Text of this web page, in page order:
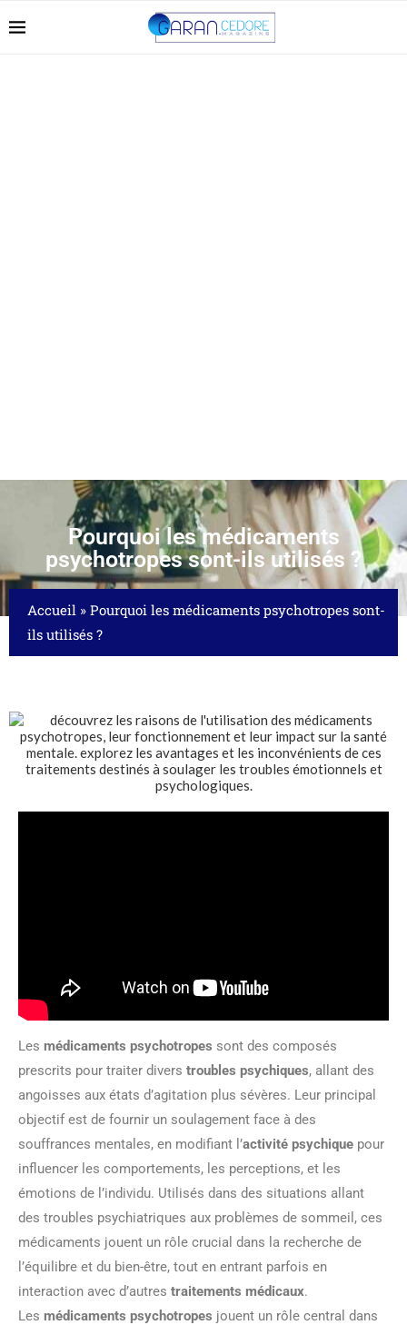
Pourquoi les médicaments
psychotropes sont-ils utilisés ?
Accueil » Pourquoi les médicaments psychotropes sont-
ils utilisés ?
Les médicaments psychotropes sont des composés
prescrits pour traiter divers troubles psychiques, allant des
angoisses aux états d’agitation plus sévères. Leur principal
objectif est de fournir un soulagement face à des
souffrances mentales, en modifiant l’activité psychique pour
influencer les comportements, les perceptions, et les
émotions de l’individu. Utilisés dans des situations allant
des troubles psychiatriques aux problèmes de sommeil, ces
médicaments jouent un rôle crucial dans la recherche de
l’équilibre et du bien-être, tout en entrant parfois en
interaction avec d’autres traitements médicaux.
Les médicaments psychotropes jouent un rôle central dans